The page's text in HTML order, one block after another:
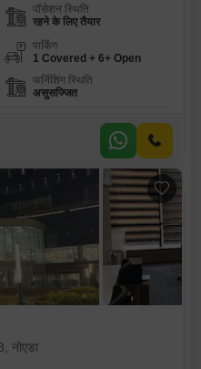
पॉसेशन स्थिति
रहने के लिए तैयार
पार्किंग
1 Covered + 6+ Open
फर्निशिंग स्थिति
असुसज्जित
नोएडा